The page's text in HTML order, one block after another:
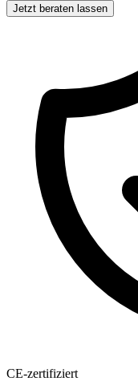
Jetzt beraten lassen
CE-zertifiziert